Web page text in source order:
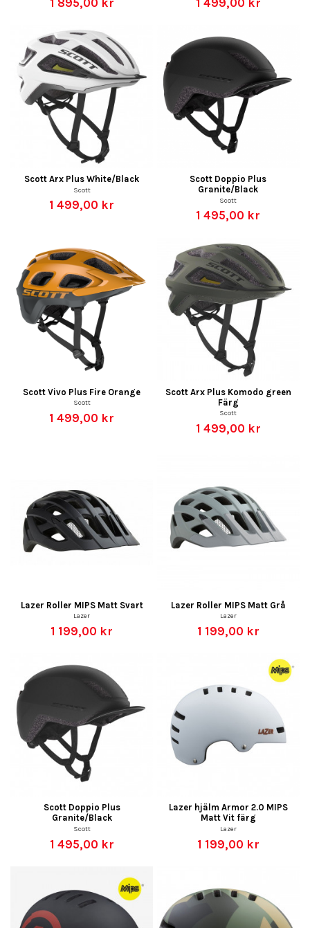
Scott Arx Plus White/Black
Scott
1 499,00 kr
Scott Doppio Plus
Granite/Black
Scott
1 495,00 kr
Scott Vivo Plus Fire Orange
Scott
1 499,00 kr
Scott Arx Plus Komodo green
Färg
Scott
1 499,00 kr
Lazer Roller MIPS Matt Svart
Lazer
1 199,00 kr
Lazer Roller MIPS Matt Grå
Lazer
1 199,00 kr
Scott Doppio Plus
Granite/Black
Scott
1 495,00 kr
Lazer hjälm Armor 2.0 MIPS
Matt Vit färg
Lazer
1 199,00 kr